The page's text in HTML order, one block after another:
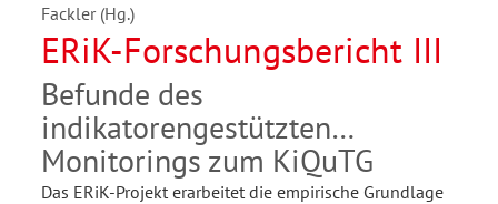
Fackler (Hg.)
ERiK-Forschungsbericht III
Befunde des
indikatorengestützten
Monitorings zum KiQuTG
Das ERiK-Projekt erarbeitet die empirische Grundlage